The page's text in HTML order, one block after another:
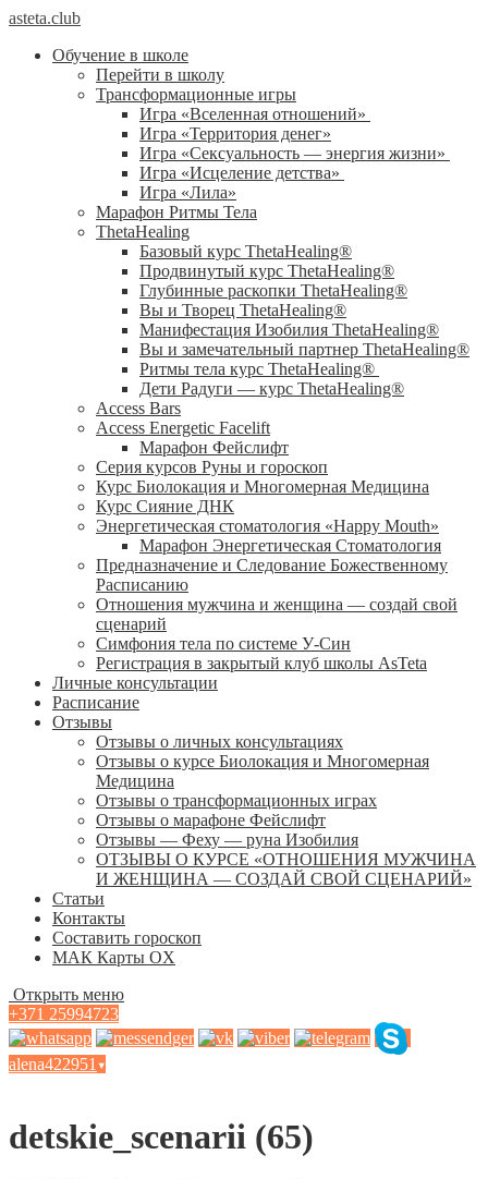
asteta.club
Обучение в школе
Перейти в школу
Трансформационные игры
Игра «Вселенная отношений»
Игра «Территория денег»
Игра «Сексуальность — энергия жизни»
Игра «Исцеление детства»
Игра «Лила»
Марафон Ритмы Тела
ThetaHealing
Базовый курс ThetaHealing®
Продвинутый курс ThetaHealing®
Глубинные раскопки ThetaHealing®
Вы и Творец ThetaHealing®
Манифестация Изобилия ThetaHealing®
Вы и замечательный партнер ThetaHealing®
Ритмы тела курс ThetaHealing®
Дети Радуги — курс ThetaHealing®
Access Bars
Access Energetic Facelift
Марафон Фейслифт
Серия курсов Руны и гороскоп
Курс Биолокация и Многомерная Медицина
Курс Сияние ДНК
Энергетическая стоматология «Happy Mouth»
Марафон Энергетическая Cтоматология
Предназначение и Следование Божественному
Расписанию
Отношения мужчина и женщина — создай свой
сценарий
Симфония тела по системе У-Син
Регистрация в закрытый клуб школы AsTeta
Личные консультации
Расписание
Отзывы
Отзывы о личных консультациях
Отзывы о курсе Биолокация и Многомерная
Медицина
Отзывы о трансформационных играх
Отзывы о марафоне Фейслифт
Отзывы — Феху — руна Изобилия
ОТЗЫВЫ О КУРСЕ «ОТНОШЕНИЯ МУЖЧИНА
И ЖЕНЩИНА — СОЗДАЙ СВОЙ СЦЕНАРИЙ»
Статьи
Контакты
Составить гороскоп
МАК Карты OХ
Открыть меню
+371 25994723
alena422951 ▾
detskie_scenarii (65)